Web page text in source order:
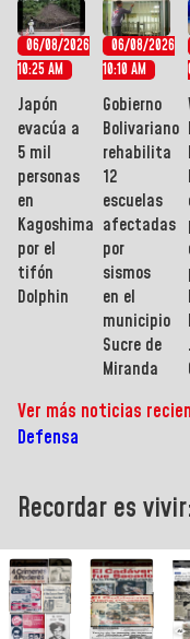
06/08/2026
10:25 AM
Japón
evacúa a
5 mil
personas
en
Kagoshima
por el
tifón
Dolphin
06/08/2026
10:10 AM
Gobierno
Bolivariano
rehabilita
12
escuelas
afectadas
por
sismos
en el
municipio
Sucre de
Miranda
Ver más noticias
Defensa
Recordar es